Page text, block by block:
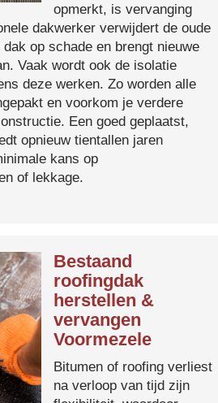
opmerkt, is vervanging
dakwerker verwijdert de oude
op schade en brengt nieuwe
Vaak wordt ook de isolatie
deze werken. Zo worden alle
en voorkom je verdere
Een goed geplaatst,
opnieuw tientallen jaren
kans op
of lekkage.
Bestaand
roofingdak
herstellen &
vervangen
Voormezele
Bitumen of roofing verliest
na verloop van tijd zijn